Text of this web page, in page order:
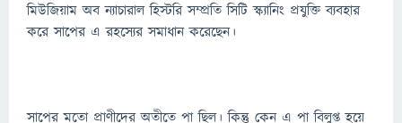
মিউজিয়াম অব ন্যাচারাল হিস্টরি সম্প্রতি সিটি স্ক্যানিং প্রযুক্তি ব্যবহার
করে সাপের এ রহস্যের সমাধান করেছেন।
সাপের মতো প্রাণীদের অতীতে পা ছিল। কিন্তু কেন এ পা বিলুপ্ত হয়ে